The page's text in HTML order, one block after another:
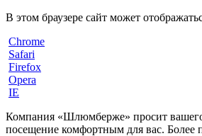
В этом браузере сайт может
Chrome
Safari
Firefox
Opera
IE
Компания «Шлюмберже» просит вашего
посещение комфортным для вас. Более